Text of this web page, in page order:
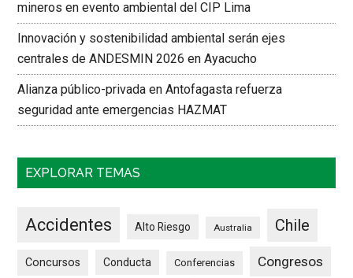
mineros en evento ambiental del CIP Lima
Innovación y sostenibilidad ambiental serán ejes
centrales de ANDESMIN 2026 en Ayacucho
Alianza público-privada en Antofagasta refuerza
seguridad ante emergencias HAZMAT
EXPLORAR TEMAS
Accidentes Alto Riesgo Australia Chile
Concursos Conducta Conferencias Congresos